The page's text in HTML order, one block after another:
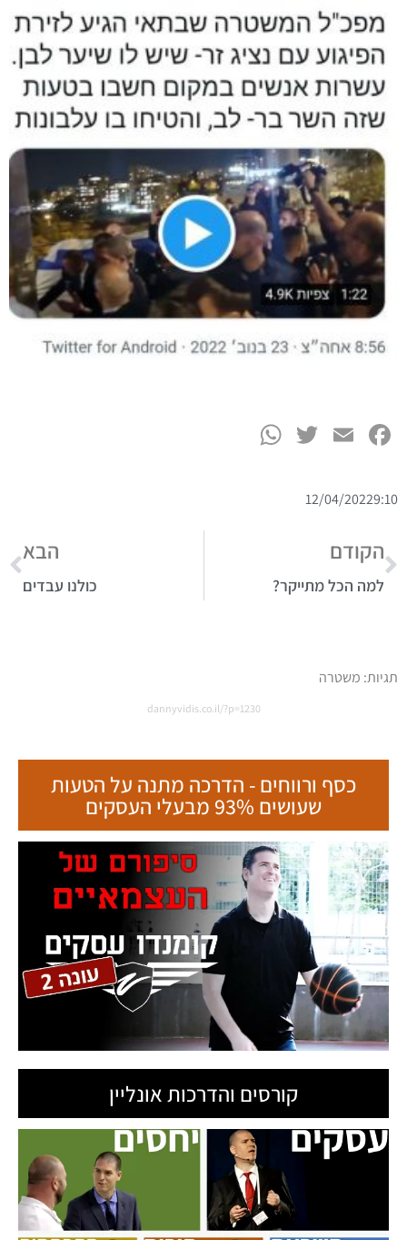
Facebook
Email
Twitter
9:10
12/04/2022
הקודם
למה הכל מתייקר?
הבא
כולנו עבדים
תגיות: משטרה
dannyvidis.co.il/?p=1230
כסף ורווחים - הדרכה מתנה על הטעות
שעושים 93% מבעלי העסקים
קורסים והדרכות אונליין
ט.ל.ח בכפוף ל